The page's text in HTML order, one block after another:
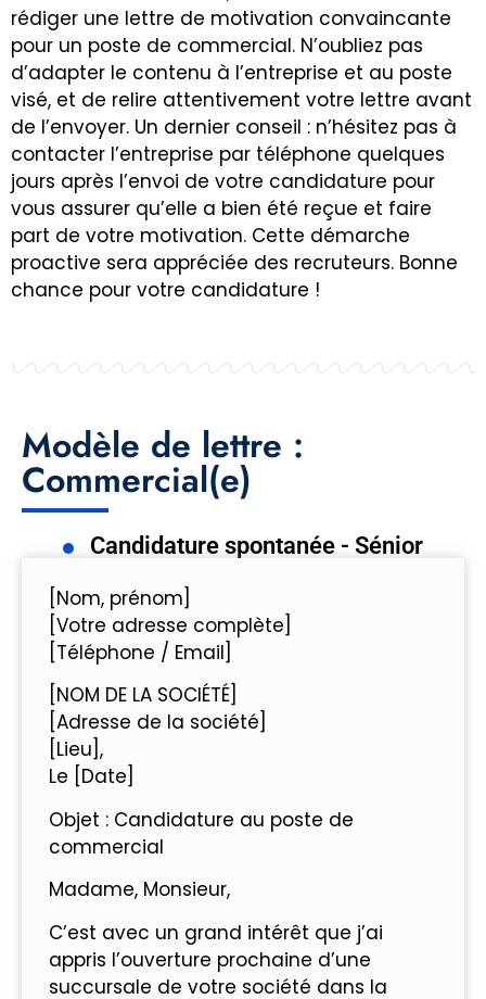
rédiger une lettre de motivation convaincante
pour un poste de commercial. N’oubliez pas
d’adapter le contenu à l’entreprise et au poste
visé, et de relire attentivement votre lettre avant
de l’envoyer. Un dernier conseil : n’hésitez pas à
contacter l’entreprise par téléphone quelques
jours après l’envoi de votre candidature pour
vous assurer qu’elle a bien été reçue et faire
part de votre motivation. Cette démarche
proactive sera appréciée des recruteurs. Bonne
chance pour votre candidature !
Modèle de lettre :
Commercial(e)
Candidature spontanée - Sénior
[Nom, prénom]
[Votre adresse complète]
[Téléphone / Email]
[NOM DE LA SOCIÉTÉ]
[Adresse de la société]
[Lieu],
Le [Date]
Objet : Candidature au poste de
commercial
Madame, Monsieur,
C’est avec un grand intérêt que j’ai
appris l’ouverture prochaine d’une
succursale de votre société dans la